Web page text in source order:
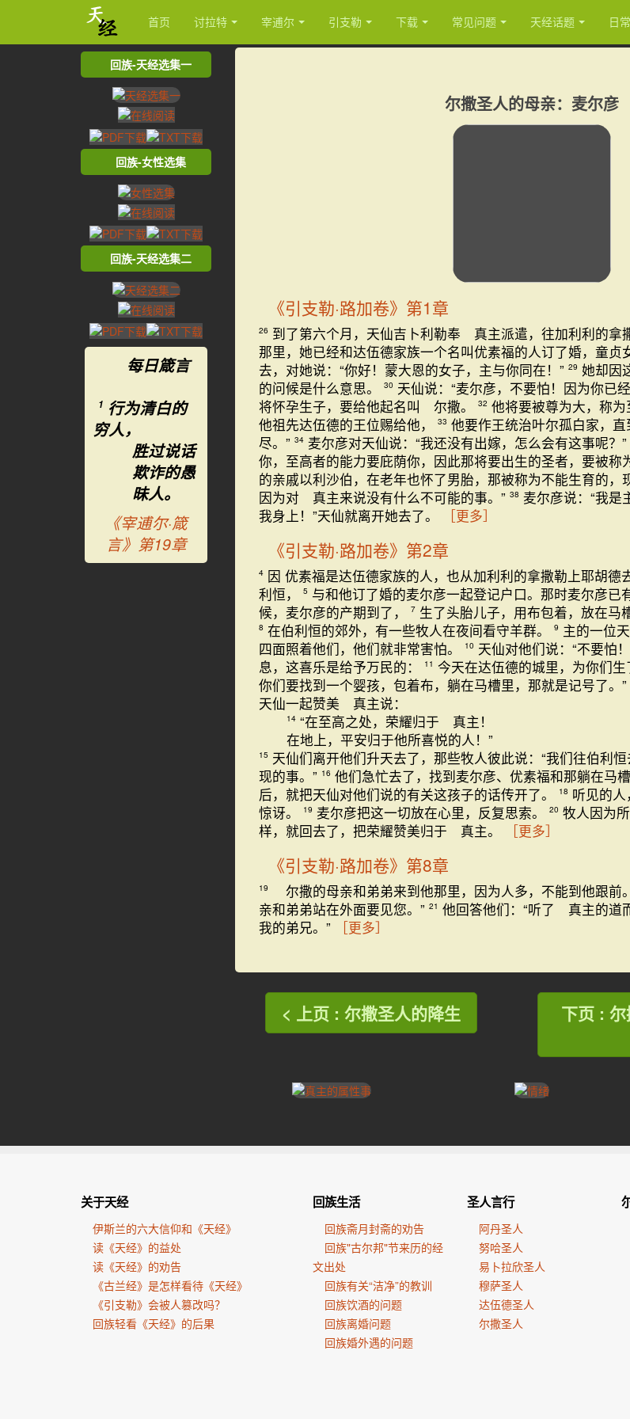
首页 讨拉特 宰逋尔 引支勒 下载 常见问题 天经话题 日
尔撒圣人的母亲：麦尔彦
《引支勒·路加卷》第1章
26 到了第六个月，天仙吉卜利勒奉 真主派遣，往加利利的拿
那里，她已经和达伍德家族一个名叫优素福的人订了婚，童贞
去，对她说：“你好！蒙大恩的女子，主与你同在！” 29 她却因
的问候是什么意思。
30 天仙说：“麦尔彦，不要怕！因为你已
将怀孕生子，要给他起名叫 尔撒。
32 他将要被尊为大，称
他祖先达伍德的王位赐给他，
33 他要作王统治叶尔孤白家，
尽。” 34 麦尔彦对天仙说：“我还没有出嫁，怎么会有这事呢？”
你，至高者的能力要庇荫你，因此那将要出生的圣者，要被
的亲戚以利沙伯，在老年也怀了男胎，那被称为不能生育的，
因为对 真主来说没有什么不可能的事。” 38 麦尔彦说：“我是
我身上！”天仙就离开她去了。
［更多］
《引支勒·路加卷》第2章
4 因 优素福是达伍德家族的人，也从加利利的拿撒勒上耶胡德
利恒，
5 与和他订了婚的麦尔彦一起登记户口。那时麦尔彦已
候，麦尔彦的产期到了，
7 生了头胎儿子，用布包着，放在马
8 在伯利恒的郊外，有一些牧人在夜间看守羊群。 9 主的一位
四面照着他们，他们就非常害怕。
10 天仙对他们说：“不要怕
息，这喜乐是给予万民的：
11 今天在达伍德的城里，为你们
你们要找到一个婴孩，包着布，躺在马槽里，那就是记号了。”
天仙一起赞美 真主说：
14 “在至高之处，荣耀归于 真主！
在地上，平安归于他所喜悦的人！”
15 天仙们离开他们升天去了，那些牧人彼此说：“我们往伯利
现的事。” 16 他们急忙去了，找到麦尔彦、优素福和那躺在马
后，就把天仙对他们说的有关这孩子的话传开了。
18 听见的
惊讶。
19 麦尔彦把这一切放在心里，反复思索。 20 牧人因为
样，就回去了，把荣耀赞美归于 真主。
［更多］
《引支勒·路加卷》第8章
19 尔撒的母亲和弟弟来到他那里，因为人多，不能到他跟前。
亲和弟弟站在外面要见您。” 21 他回答他们：“听了 真主的道
我的弟兄。”
［更多］
< 上页 : 尔撒圣人的降生
下页 :
回族-天经选集一
回族-女性选集
回族-天经选集二
每日箴言
1 行为清白的
穷人，
胜过说话
欺诈的愚
昧人。
《宰逋尔·箴
言》第19章
关于天经
伊斯兰的六大信仰和《天经》
读《天经》的益处
读《天经》的劝告
《古兰经》是怎样看待《天经》
《引支勒》会被人篡改吗？
回族轻看《天经》的后果
回族生活
回族斋月封斋的劝告
回族"古尔邦"节来历的经
文出处
回族有关“洁净”的教训
回族饮酒的问题
回族离婚问题
回族婚外遇的问题
圣人言行
阿丹圣人
努哈圣人
易卜拉欣圣人
穆萨圣人
达伍德圣人
尔撒圣人